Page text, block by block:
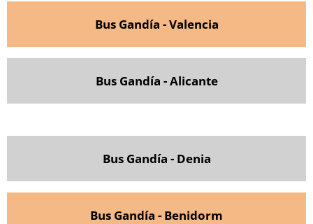
Bus Gandía - Valencia
Bus Gandía - Alicante
Bus Gandía - Denia
Bus Gandía - Benidorm